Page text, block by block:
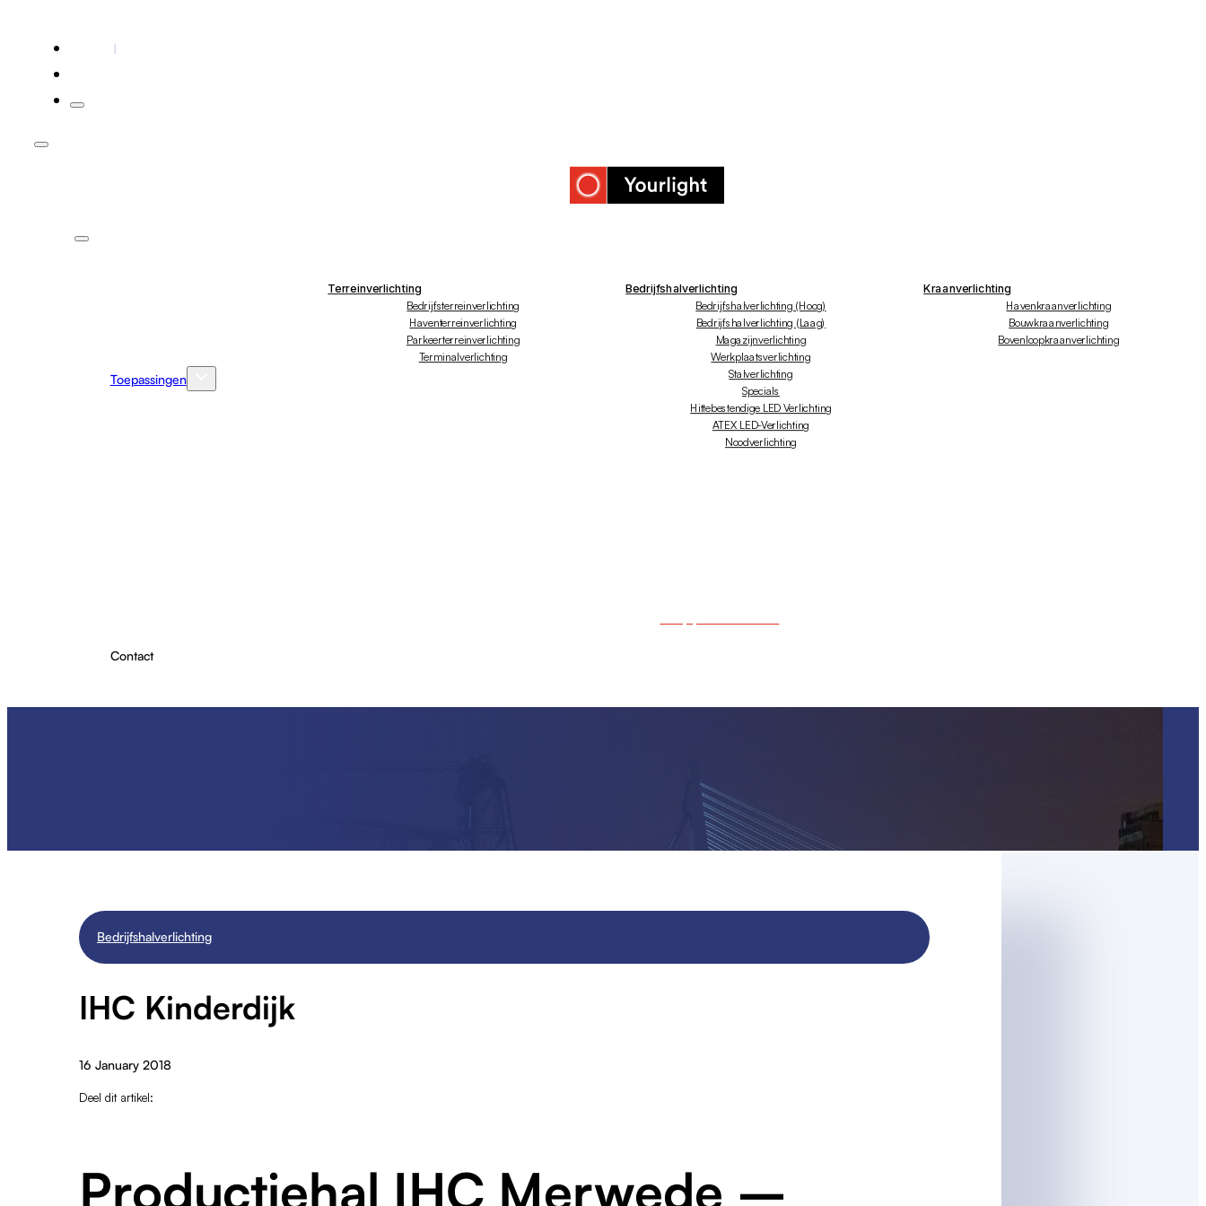
Toepassingen
Terreinverlichting
Bedrijfsterreinverlichting
Haventerreinverlichting
Parkeerterreinverlichting
Terminalverlichting
Bedrijfshalverlichting
Bedrijfshalverlichting (hoog)
Bedrijfshalverlichting (laag)
Magazijnverlichting
Werkplaatsverlichting
Stalverlichting
Specials
Hittebestendige LED Verlichting
ATEX LED-Verlichting
Noodverlichting
Kraanverlichting
Havenkraanverlichting
Bouwkraanverlichting
Bovenloopkraanverlichting
Contact
Bedrijfshalverlichting
IHC Kinderdijk
16 January 2018
Deel dit artikel:
Productiehal IHC Merwede –